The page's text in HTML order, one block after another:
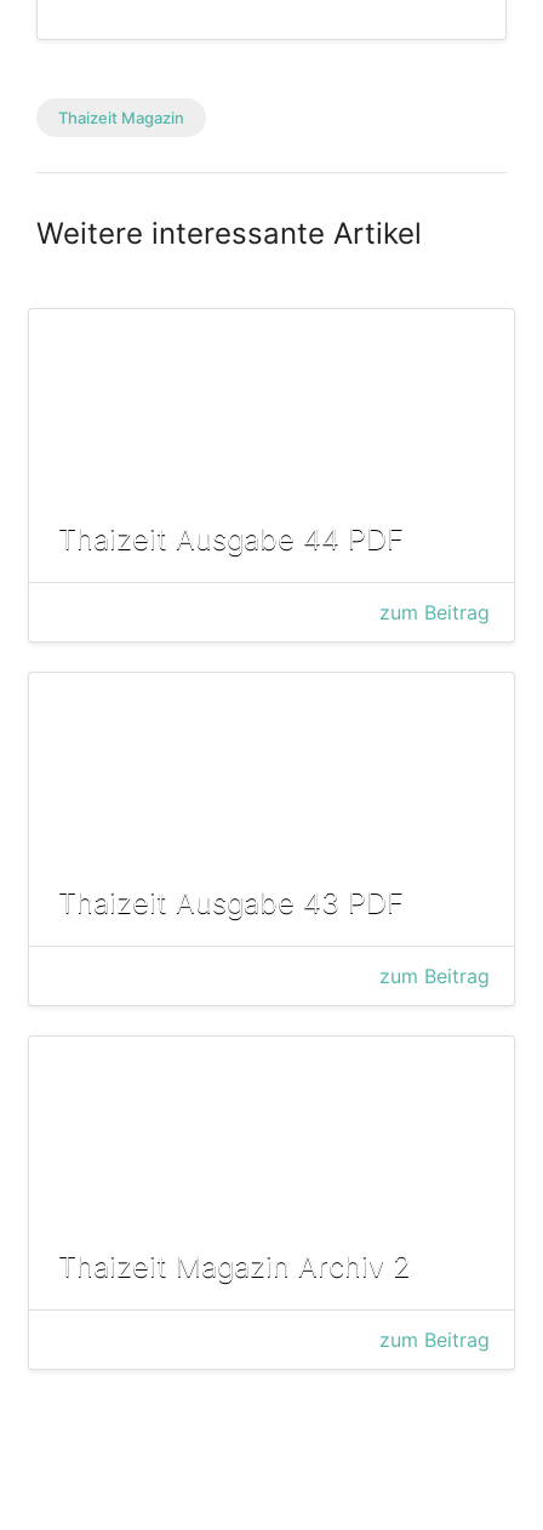
Thaizeit Magazin
Weitere interessante Artikel
Thaizeit Ausgabe 44 PDF
zum Beitrag
Thaizeit Ausgabe 43 PDF
zum Beitrag
Thaizeit Magazin Archiv 2
zum Beitrag